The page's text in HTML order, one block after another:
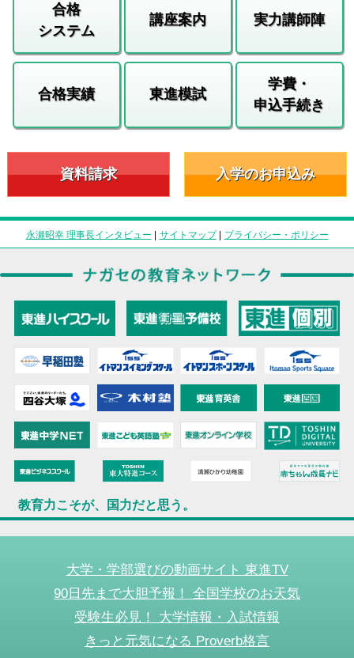
合格
システム
講座案内 実力講師陣
合格実績 東進模試
学費・
申込手続き
資料請求 入学のお申込み
永瀬昭幸 理事長インタビュー | サイトマップ| プライバシー・ポリシー
教育力こそが、国力だと思う。
大学・学部選びの動画サイト 東進TV
90日先まで大胆予報！ 全国学校のお天気
受験生必見！ 大学情報・入試情報
きっと元気になる Proverb格言